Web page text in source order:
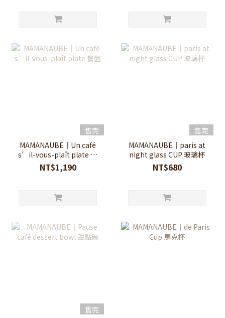
售完
MAMANAUBE｜Un café
s’il-vous-plaît plate 餐
盤
NT$1,190
售完
MAMANAUBE｜paris at
night glass CUP 玻璃杯
NT$680
售完